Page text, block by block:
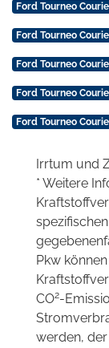
Ford Tourneo
Ford Tourneo
Ford Tourneo
Ford Tourneo
Ford Tourneo
Irrtum und
* Weitere
Pkw
CO2-
werden,